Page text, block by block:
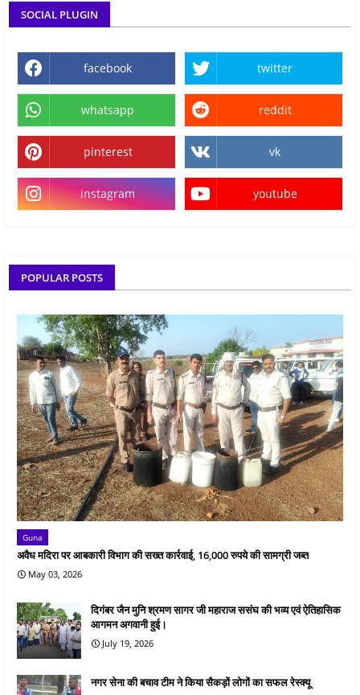
SOCIAL PLUGIN
facebook twitter
whatsapp reddit
pinterest vk
instagram youtube
POPULAR POSTS
Guna
अवैध मदिरा पर आबकारी विभाग की सख्त कार्रवाई, 16,000 रुपये की सामग्री जब्त
May 03, 2026
दिगंबर जैन मुनि श्रमण सागर जी महाराज ससंघ की भव्य एवं ऐतिहासिक
आगमन अगवानी हुई।
July 19, 2026
नगर सेना की बचाव टीम ने किया सैकड़ों लोगों का सफल रेस्क्यू